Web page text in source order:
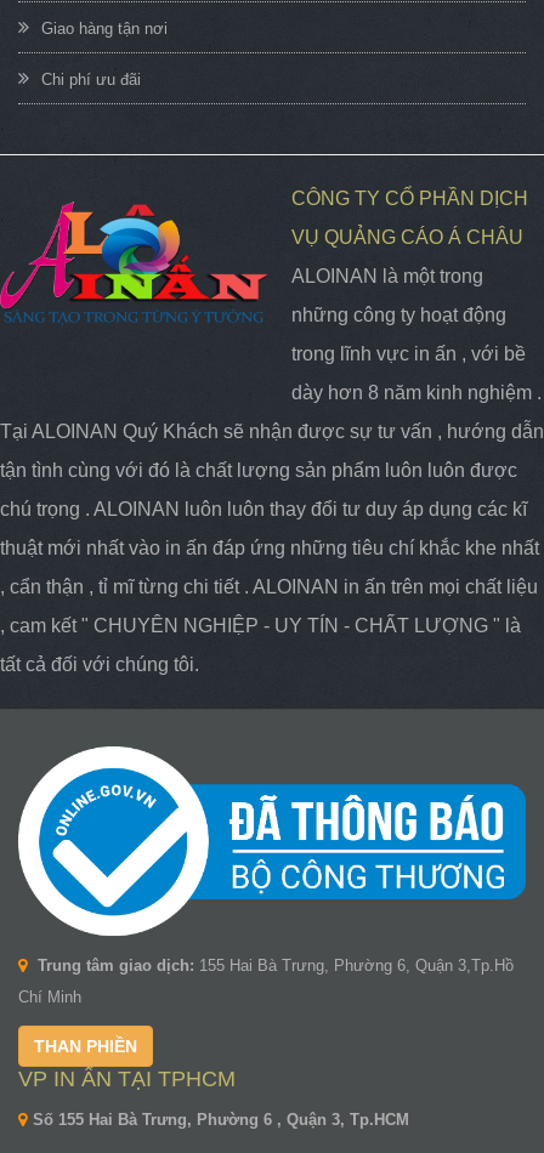
Giao hàng tận nơi
Chi phí ưu đãi
CÔNG TY CỔ PHẦN DỊCH
VỤ QUẢNG CÁO Á CHÂU
ALOINAN là một trong
những công ty hoạt động
trong lĩnh vực in ấn , với bề
dày hơn 8 năm kinh nghiệm .
Tại ALOINAN Quý Khách sẽ nhận được sự tư vấn , hướng dẫn
tận tình cùng với đó là chất lượng sản phẩm luôn luôn được
chú trọng . ALOINAN luôn luôn thay đổi tư duy áp dụng các kĩ
thuật mới nhất vào in ấn đáp ứng những tiêu chí khắc khe nhất
, cẩn thận , tỉ mĩ từng chi tiết . ALOINAN in ấn trên mọi chất liệu
, cam kết " CHUYÊN NGHIỆP - UY TÍN - CHẤT LƯỢNG " là
tất cả đối với chúng tôi.
Trung tâm giao dịch: 155 Hai Bà Trưng, Phường 6, Quận 3,Tp.Hồ
Chí Minh
THAN PHIỀN
VP IN ẤN TẠI TPHCM
Số 155 Hai Bà Trưng, Phường 6 , Quận 3, Tp.HCM